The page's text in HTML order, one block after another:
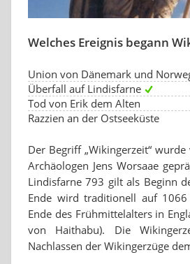
Welches Ereignis begann
Union von Dänemark und
Überfall auf Lindisfarne
Tod von Erik dem Alten
Razzien an der Ostseeküste
Der Begriff „Wikingerzeit“
Archäologen Jens Worsaae
Lindisfarne 793 gilt als Beginn
Ende wird traditionell auf 1066
Ende des Frühmittelalters in
von Haithabu). Die
Nachlassen der Wikingerzüge